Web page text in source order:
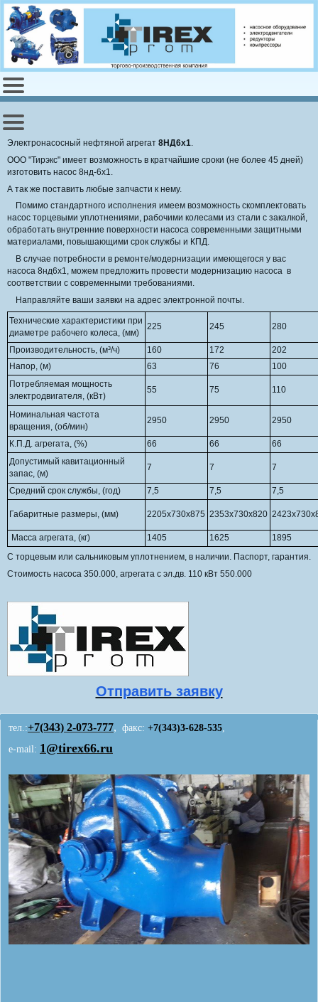
Электронасосный нефтяной агрегат 8НД6х1.
ООО "Тирэкс" имеет возможность в кратчайшие сроки (не более 45 дней)
изготовить насос 8нд-6х1.
А так же поставить любые запчасти к нему.
Помимо стандартного исполнения имеем возможность скомплектовать
насос торцевыми уплотнениями, рабочими колесами из стали с закалкой,
обработать внутренние поверхности насоса современными защитными
материалами, повышающими срок службы и КПД.
В случае потребности в ремонте/модернизации имеющегося у вас
насоса 8нд6х1, можем предложить провести модернизацию насоса в
соответствии с современными требованиями.
Направляйте ваши заявки на адрес электронной почты.
Технические характеристики при
диаметре рабочего колеса, (мм)
225 245 280
Производительность, (м³/ч) 160 172
202
Напор, (м)
63 76
100
Потребляемая мощность
электродвигателя, (кВт)
55 75 110
Номинальная частота
вращения, (об/мин)
2950 2950 2950
К.П.Д. агрегата, (%) 66 66
66
Допустимый кавитационный
запас, (м)
7 7 7
Средний срок службы, (год) 7,5 7,5 7,5
Габаритные размеры, (мм) 2205х730х875 2353х730х820
Масса агрегата, (кг) 1405 1625
1895
С торцевым или сальниковым уплотнением, в наличии. Паспорт, гарантия.
Стоимость насоса 350.000, агрегата с эл.дв. 110 кВт 550.000
Отправить заявку
тел.:+7(343) 2-073-777, факс: +7(343)3-628-535
e-mail: 1@tirex66.ru